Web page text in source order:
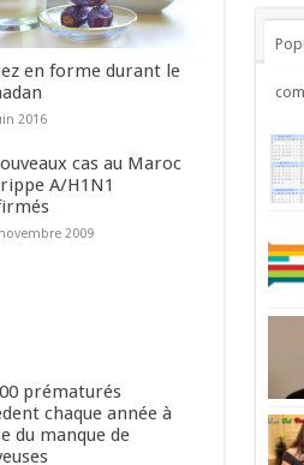
en forme durant le
2016
cas au Maroc
A/H1N1
2009
prématurés
chaque année à
du manque de